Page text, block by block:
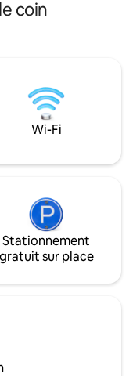
en
et
dans la ville. Tout est à distance de
besoin de voiture. Spacieux, avec des
plafonds de 11
au plafond, une
service de
un centre
coin
Wi-Fi
Stationnement
gratuit sur place